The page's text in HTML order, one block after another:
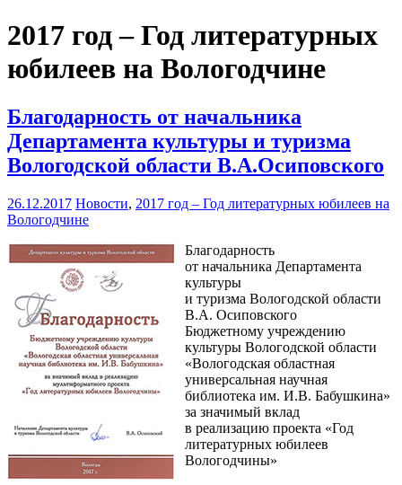
2017 год – Год литературных
юбилеев на Вологодчине
Благодарность от начальника
Департамента культуры и туризма
Вологодской области В.А.Осиповского
26.12.2017 Новости, 2017 год – Год литературных юбилеев на
Вологодчине
Благодарность
от начальника Департамента
культуры
и туризма Вологодской области
В.А. Осиповского
Бюджетному учреждению
культуры Вологодской области
«Вологодская областная
универсальная научная
библиотека им. И.В. Бабушкина»
за значимый вклад
в реализацию проекта «Год
литературных юбилеев
Вологодчины»